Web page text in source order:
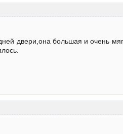
двери,она большая и очень